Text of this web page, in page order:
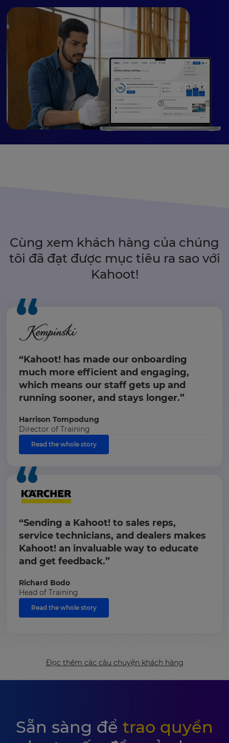
Cùng xem khách hàng của chúng
tôi đã đạt được mục tiêu ra sao với
Kahoot!
“Kahoot! has made our onboarding
much more efficient and engaging,
which means our staff gets up and
running sooner, and stays longer.”
Harrison Tompodung
Director of Training
Read the whole story
“Sending a Kahoot! to sales reps,
service technicians, and dealers makes
Kahoot! an invaluable way to educate
and get feedback.”
Richard Bodo
Head of Training
Read the whole story
Đọc thêm các câu chuyện khách hàng
Sẵn sàng để trao quyền